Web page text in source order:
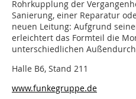
Rohrkupplung der
Sanierung, einer Reparatur
neuen Leitung: Aufgrund
erleichtert das Formteil die
unterschiedlichen
Halle B6, Stand 211
www.funkegruppe.de